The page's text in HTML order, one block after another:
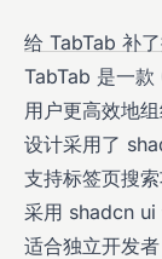
给 TabTab 补
TabTab 是一
用户更高效地
设计采用了
支持标签页搜
采用 shadcn ui
适合独立开发